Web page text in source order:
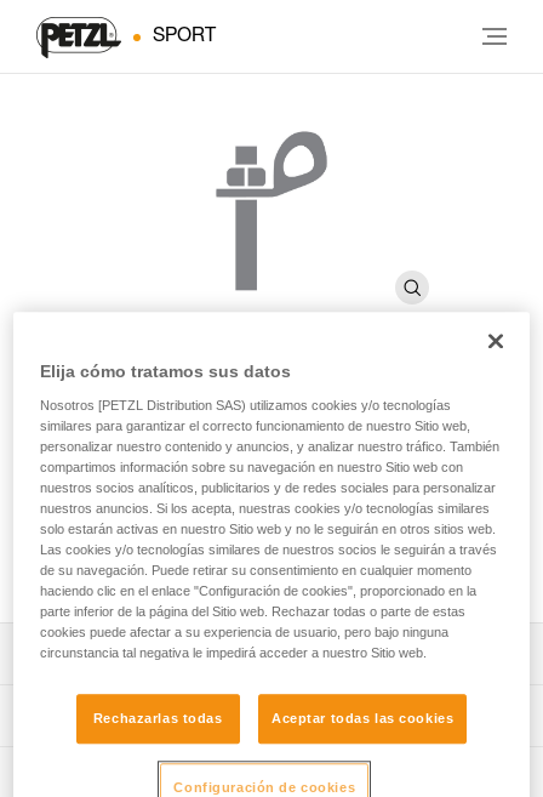
SPORT
BOLT STAINLESS
Clavija de acero inoxidable de alta calidad para
utilización en exteriores tradicionales (pack de 20)
Clavija de acero inoxidable de alta calidad para utilización en
exteriores tradicionales.
Descripción
permite la reventa de productos por unidades.
Características técnicas
Materiales: acero inoxidable 316L
Elija cómo tratamos sus datos
Nosotros [PETZL Distribution SAS) utilizamos cookies y/o tecnologías
similares para garantizar el correcto funcionamiento de nuestro Sitio web,
personalizar nuestro contenido y anuncios, y analizar nuestro tráfico. También
compartimos información sobre su navegación en nuestro Sitio web con
nuestros socios analíticos, publicitarios y de redes sociales para personalizar
nuestros anuncios. Si los acepta, nuestras cookies y/o tecnologías similares
solo estarán activas en nuestro Sitio web y no le seguirán en otros sitios web.
Las cookies y/o tecnologías similares de nuestros socios le seguirán a través
de su navegación. Puede retirar su consentimiento en cualquier momento
haciendo clic en el enlace "Configuración de cookies", proporcionado en la
parte inferior de la página del Sitio web. Rechazar todas o parte de estas
cookies puede afectar a su experiencia de usuario, pero bajo ninguna
circunstancia tal negativa le impedirá acceder a nuestro Sitio web.
Rechazarlas todas Aceptar todas las cookies
Configuración de cookies